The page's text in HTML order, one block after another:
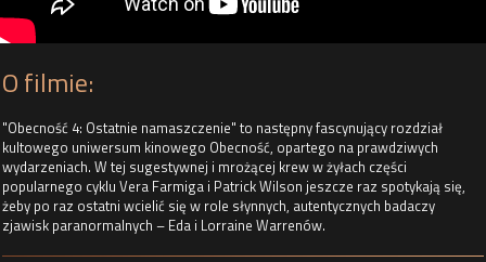
O filmie:
"Obecność 4: Ostatnie namaszczenie" to następny fascynujący rozdział
kultowego uniwersum kinowego Obecność, opartego na prawdziwych
wydarzeniach. W tej sugestywnej i mrożącej krew w żyłach części
popularnego cyklu Vera Farmiga i Patrick Wilson jeszcze raz spotykają się,
żeby po raz ostatni wcielić się w role słynnych, autentycznych badaczy
zjawisk paranormalnych – Eda i Lorraine Warrenów.